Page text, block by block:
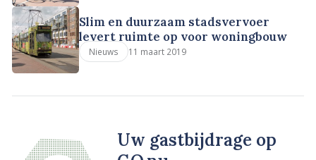
Slim en duurzaam stadsvervoer
levert ruimte op voor woningbouw
Nieuws 11 maart 2019
Uw gastbijdrage op